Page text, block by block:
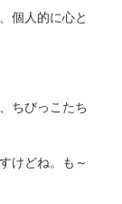
個人的に心と
ちびっこたち
けどね。も～